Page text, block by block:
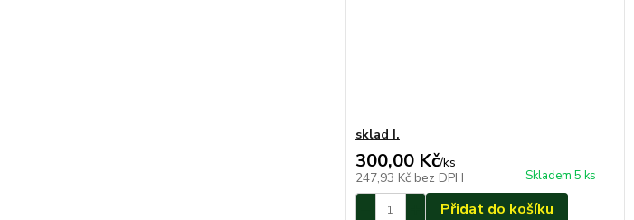
sklad I.
300,00 Kč/ks
247,93 Kč bez DPH Skladem 5 ks
Přidat do košíku